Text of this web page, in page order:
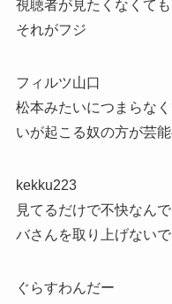
視聴者が見たくなくて
それがフジ
フィルツ山口
松本みたいにつまらな
いが起こる奴の方が芸
kekku223
見てるだけで不快なん
バさんを取り上げないで
ぐらすわんだー